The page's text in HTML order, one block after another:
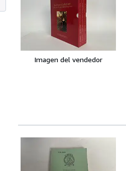
Imagen del vendedor